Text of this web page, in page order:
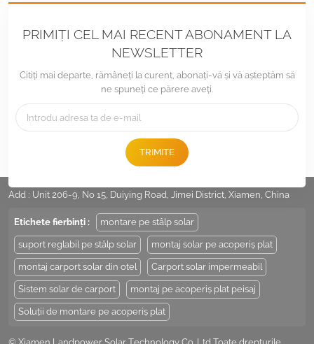
PRIMIȚI CEL MAI RECENT ABONAMENT LA
NEWSLETTER
Citiți mai departe, rămâneți la curent, abonați-vă și vă așteptăm să
ne spuneți ce părere aveți.
TRIMITE
Add : Unit 206-9, No 15, Duiying Road, Jimei District, Xiamen, China
Etichete fierbinți : montare pe stâlp solar
suport reglabil pe stâlp solar montaj solar pe acoperiș plat
montaj carport solar din otel Carport solar impermeabil
Sistem solar de carport montaj pe acoperiș plat peisaj
Soluții de montare pe acoperiș plat